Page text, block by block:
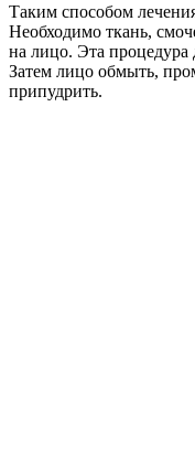
Таким способом
Необходимо ткань,
на лицо. Эта процедура
Затем лицо обмыть,
припудрить.